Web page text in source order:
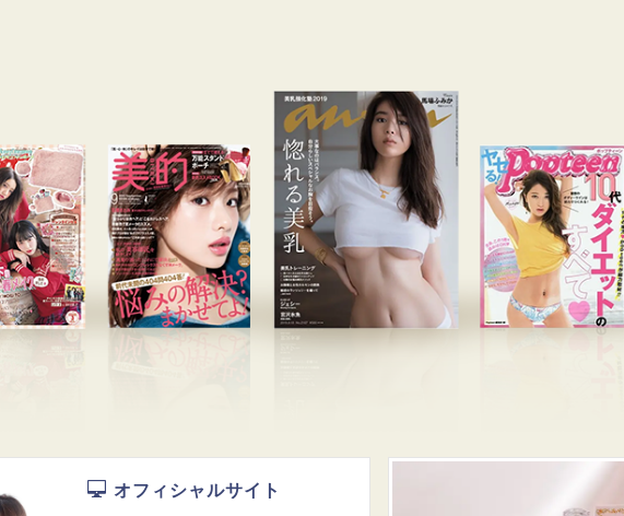
オフィシャルサイト